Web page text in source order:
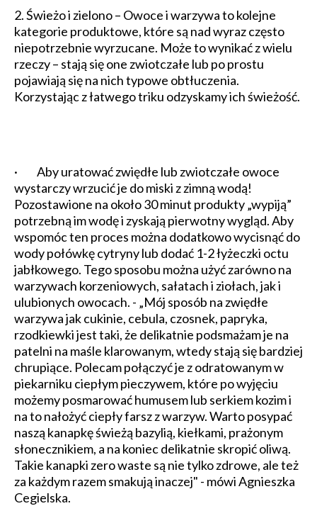
2. Świeżo i zielono – Owoce i warzywa to kolejne
kategorie produktowe, które są nad wyraz często
niepotrzebnie wyrzucane. Może to wynikać z wielu
rzeczy – stają się one zwiotczałe lub po prostu
pojawiają się na nich typowe obtłuczenia.
Korzystając z łatwego triku odzyskamy ich świeżość.
· Aby uratować zwiędłe lub zwiotczałe owoce
wystarczy wrzucić je do miski z zimną wodą!
Pozostawione na około 30 minut produkty „wypiją”
potrzebną im wodę i zyskają pierwotny wygląd. Aby
wspomóc ten proces można dodatkowo wycisnąć do
wody połówkę cytryny lub dodać 1-2 łyżeczki octu
jabłkowego. Tego sposobu można użyć zarówno na
warzywach korzeniowych, sałatach i ziołach, jak i
ulubionych owocach. - „Mój sposób na zwiędłe
warzywa jak cukinie, cebula, czosnek, papryka,
rzodkiewki jest taki, że delikatnie podsmażam je na
patelni na maśle klarowanym, wtedy stają się bardziej
chrupiące. Polecam połączyć je z odratowanym w
piekarniku ciepłym pieczywem, które po wyjęciu
możemy posmarować humusem lub serkiem kozim i
na to nałożyć ciepły farsz z warzyw. Warto posypać
naszą kanapkę świeżą bazylią, kiełkami, prażonym
słonecznikiem, a na koniec delikatnie skropić oliwą.
Takie kanapki zero waste są nie tylko zdrowe, ale też
za każdym razem smakują inaczej" - mówi Agnieszka
Cegielska.